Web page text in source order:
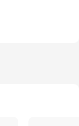
страница
страница